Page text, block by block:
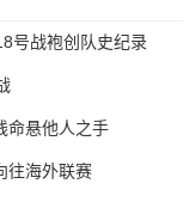
号战袍创队史纪录
命悬他人之手
往海外联赛